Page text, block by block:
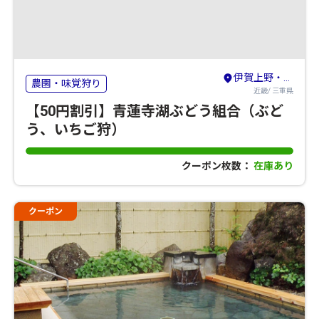
農園・味覚狩り 伊賀上野・名張
近畿/ 三重県
【50円割引】青蓮寺湖ぶどう組合（ぶど
う、いちご狩）
クーポン枚数： 在庫あり
クーポン